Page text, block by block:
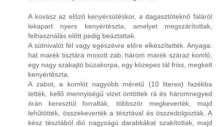
A kovász az előző kenyérsütéskor, a dagasztóteknő faláról
lekapart nyers kenyértészta, amelyet megszárítottak,
felhasználás előtt pedig beáztattak.
A sütnivalót fél vagy egészévre előre elkészítették. Anyaga:
hat marék tisztára mosott zab, három marék száraz komló,
egy nagy szakajtó búzakorpa, egy közepes tál friss, megkelt
kenyértészta.
A zabot, a komlót nagyobb méretű (10 literes) fazékba
tették, kellő mennyiségű vizet öntöttek rá és háromnegyed
órán keresztül forralták, többször megkeverték, majd
lehűtötték, összekeverték a tésztával és összedolgozták. A
kész tésztából dió nagyságú darabkákat szakítottak, majd